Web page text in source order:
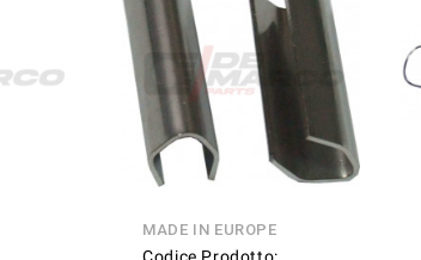
MADE IN EUROPE